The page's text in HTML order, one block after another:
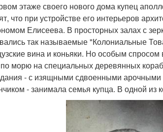
этаже своего нового дома купец
что при устройстве его интерьеров
Елисеева. В просторных залах с
так называемые "Колониальные
вина и коньяки. Но особым
морю на специальных деревянных
- с изящными сдвоенными
- занимала семья купца. В одной